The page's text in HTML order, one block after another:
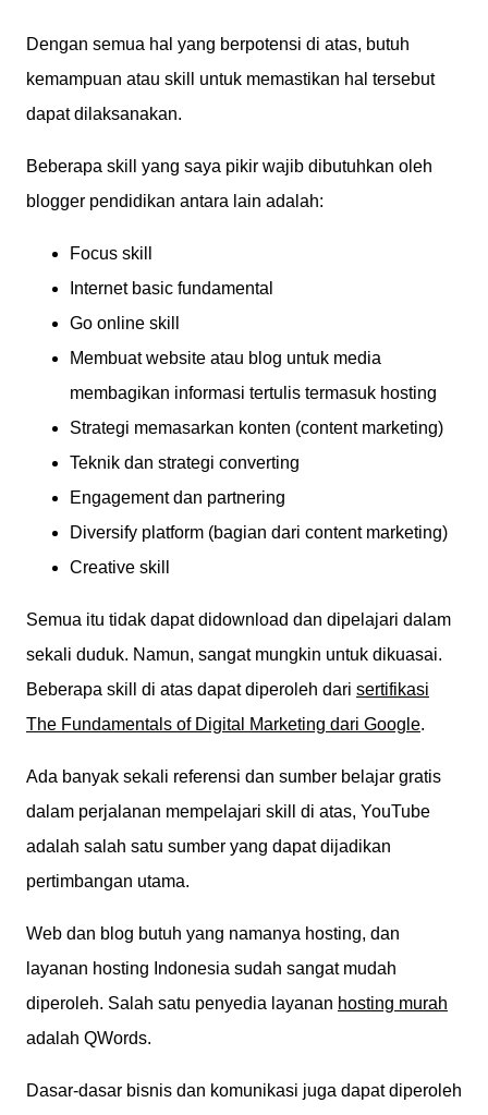
Dengan semua hal yang berpotensi di atas, butuh
kemampuan atau skill untuk memastikan hal tersebut
dapat dilaksanakan.
Beberapa skill yang saya pikir wajib dibutuhkan oleh
blogger pendidikan antara lain adalah:
Focus skill
Internet basic fundamental
Go online skill
Membuat website atau blog untuk media
membagikan informasi tertulis termasuk hosting
Strategi memasarkan konten (content marketing)
Teknik dan strategi converting
Engagement dan partnering
Diversify platform (bagian dari content marketing)
Creative skill
Semua itu tidak dapat didownload dan dipelajari dalam
sekali duduk. Namun, sangat mungkin untuk dikuasai.
Beberapa skill di atas dapat diperoleh dari sertifikasi
The Fundamentals of Digital Marketing dari Google.
Ada banyak sekali referensi dan sumber belajar gratis
dalam perjalanan mempelajari skill di atas, YouTube
adalah salah satu sumber yang dapat dijadikan
pertimbangan utama.
Web dan blog butuh yang namanya hosting, dan
layanan hosting Indonesia sudah sangat mudah
diperoleh. Salah satu penyedia layanan hosting murah
adalah QWords.
Dasar-dasar bisnis dan komunikasi juga dapat diperoleh